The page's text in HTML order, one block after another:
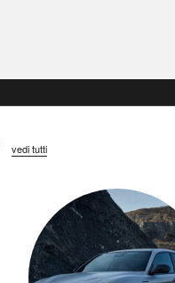
vedi tutti